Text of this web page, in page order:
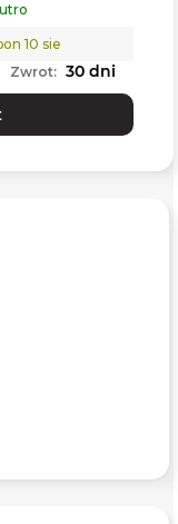
10 sie
Zwrot: 30 dni